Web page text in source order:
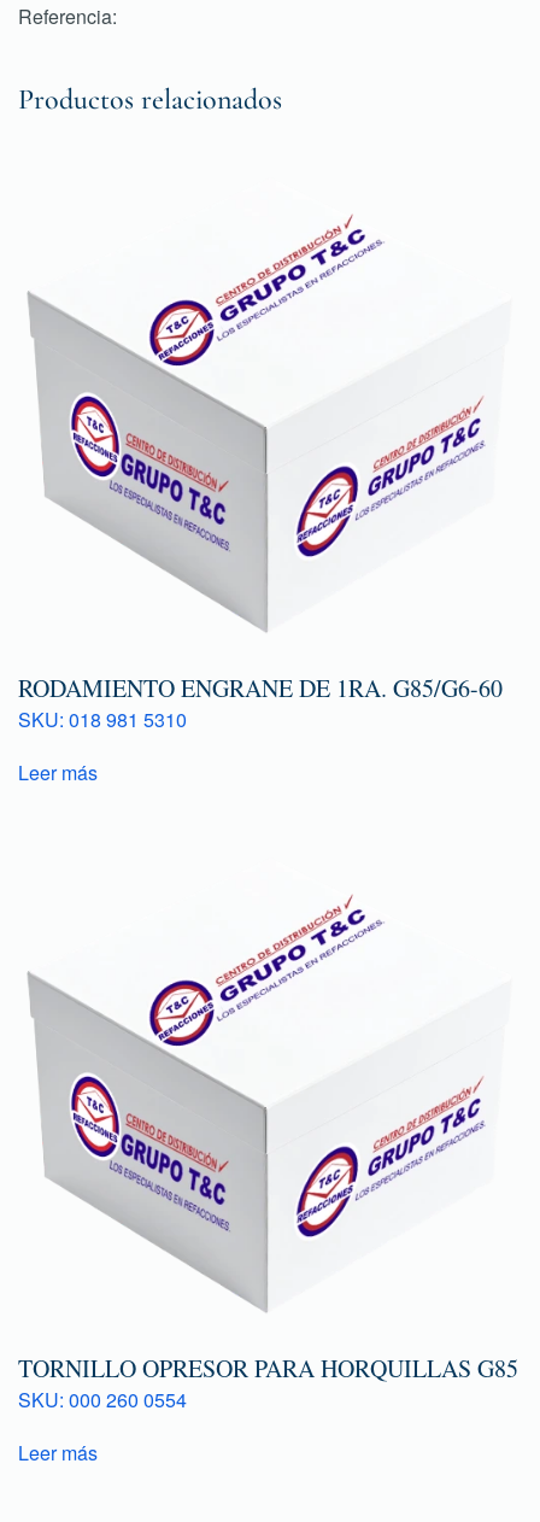
Referencia:
Productos relacionados
RODAMIENTO ENGRANE DE 1RA. G85/G6-60
SKU: 018 981 5310
Leer más
TORNILLO OPRESOR PARA HORQUILLAS G85
SKU: 000 260 0554
Leer más